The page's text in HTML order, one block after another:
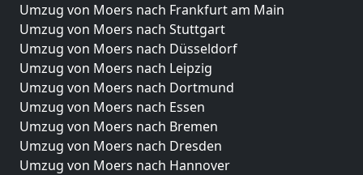
Umzug von Moers nach Frankfurt am Main
Umzug von Moers nach Stuttgart
Umzug von Moers nach Düsseldorf
Umzug von Moers nach Leipzig
Umzug von Moers nach Dortmund
Umzug von Moers nach Essen
Umzug von Moers nach Bremen
Umzug von Moers nach Dresden
Umzug von Moers nach Hannover